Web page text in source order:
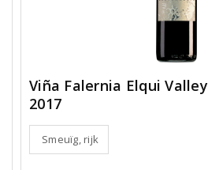
Viña Falernia Elqui
2017
Smeuïg, rijk